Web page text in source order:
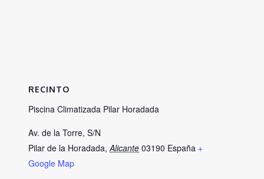
RECINTO
Piscina Climatizada Pilar Horadada
Av. de la Torre, S/N
Pilar de la Horadada, Alicante 03190 España +
Google Map